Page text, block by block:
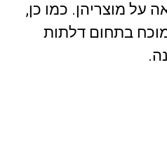
על מוצריהן. כמו כן,
בתחום דלתות